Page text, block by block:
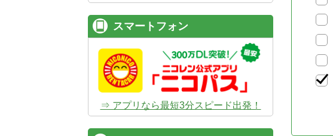
スマートフォン
⇒ アプリなら最短3分スピード出発！